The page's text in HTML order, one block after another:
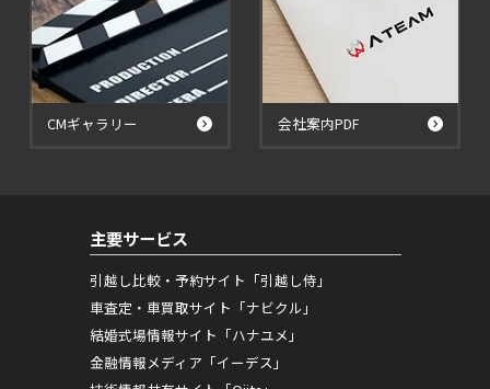
CMギャラリー 会社案内PDF
主要サービス
引越し比較・予約サイト「引越し侍」
車査定・車買取サイト「ナビクル」
結婚式場情報サイト「ハナユメ」
金融情報メディア「イーデス」